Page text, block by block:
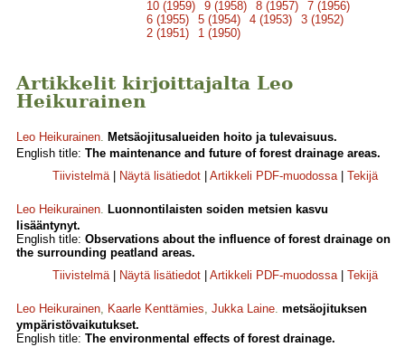
10 (1959)
9 (1958) 8 (1957)
7 (1956)
6 (1955)
5 (1954) 4 (1953)
3 (1952)
2 (1951)
1 (1950)
Artikkelit kirjoittajalta Leo
Heikurainen
Leo Heikurainen. Metsäojitusalueiden hoito ja tulevaisuus.
English title: The maintenance and future of forest drainage areas.
Tiivistelmä| Näytä lisätiedot Artikkeli PDF-muodossa| Tekijä
Leo Heikurainen. Luonnontilaisten soiden metsien kasvu
lisääntynyt.
English title: Observations about the influence of forest drainage on
the surrounding peatland areas.
Tiivistelmä| Näytä lisätiedot Artikkeli PDF-muodossa| Tekijä
Leo Heikurainen, Kaarle Kenttämies, Jukka Laine. metsäojituksen
ympäristövaikutukset.
English title: The environmental effects of forest drainage.